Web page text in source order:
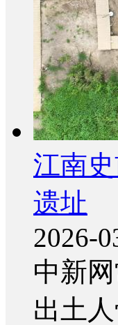
江南
遗址
2026-
中新
出土